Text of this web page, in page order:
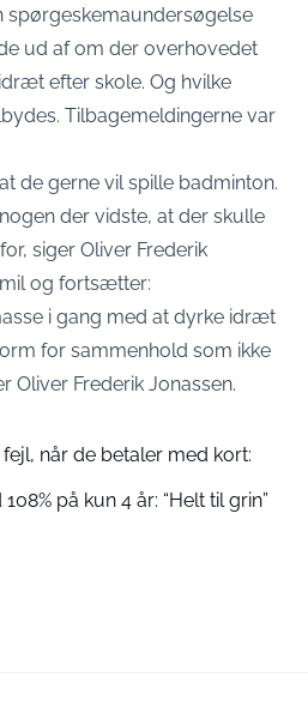
spørgeskemaundersøgelse
ud af om der overhovedet
efter skole. Og hvilke
Tilbagemeldingerne var
de gerne vil spille badminton.
der vidste, at der skulle
siger Oliver Frederik
og fortsætter:
i gang med at dyrke idræt
for sammenhold som ikke
Oliver Frederik Jonassen.
når de betaler med kort:
på kun 4 år: “Helt til grin”